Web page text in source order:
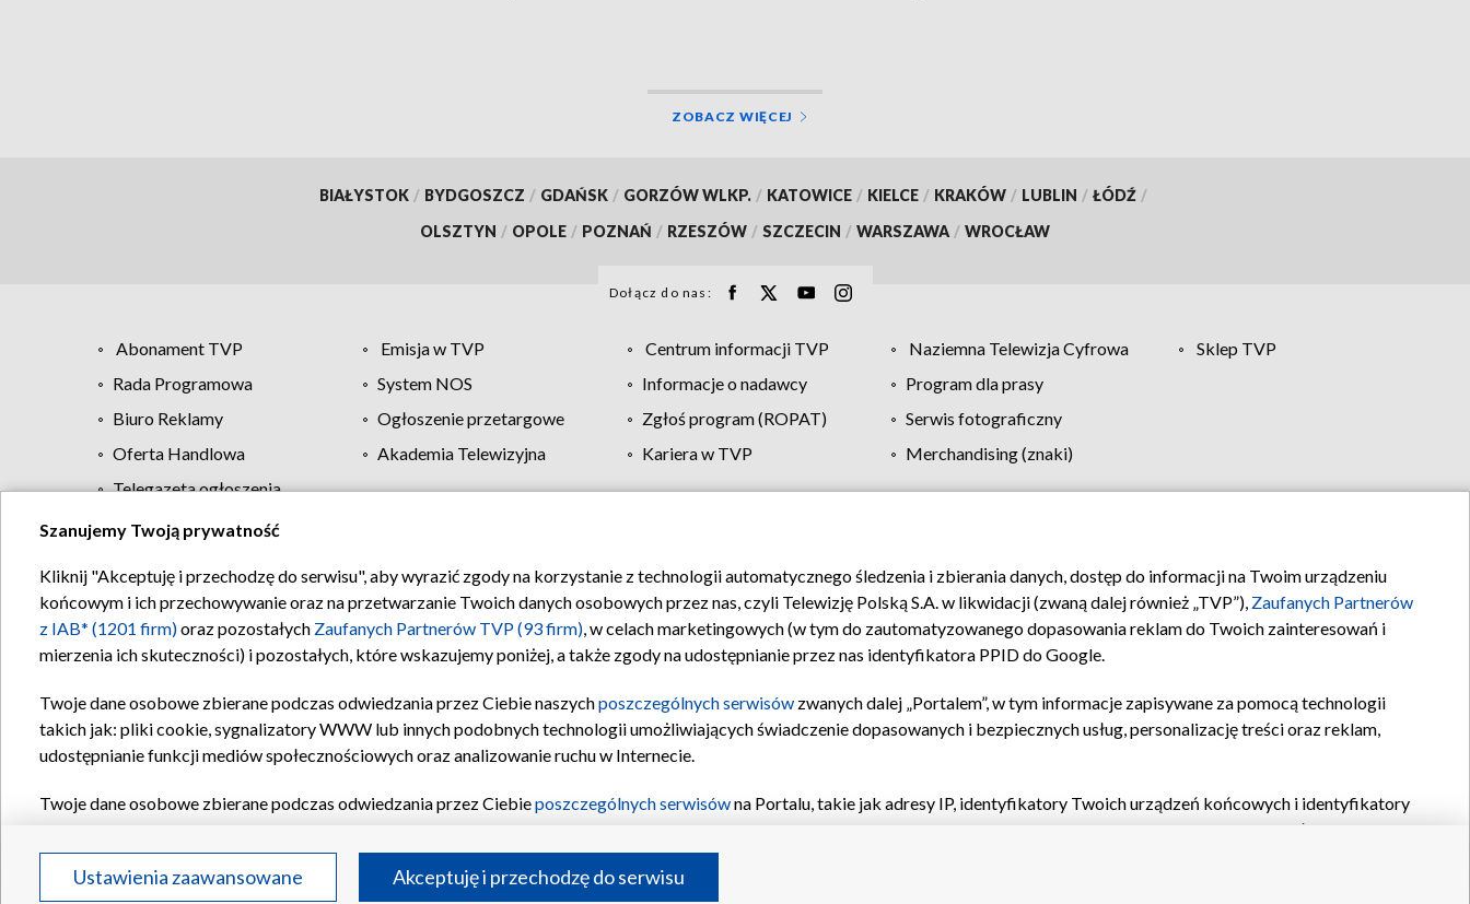
ZOBACZ WIĘCEJ
BIAŁYSTOK / BYDGOSZCZ / GDAŃSK / GORZÓW WLKP. / KATOWICE / KIELCE / KRAKÓW / LUBLIN / ŁÓDŹ /
OLSZTYN / OPOLE / POZNAŃ / RZESZÓW / SZCZECIN / WARSZAWA / WROCŁAW
Dołącz do nas:
Abonament TVP Emisja w TVP Centrum informacji TVP Naziemna Telewizja Cyfrowa
Sklep TVP
Rada Programowa
System NOS Informacje o nadawcy
Program dla prasy
Biuro Reklamy
Ogłoszenie przetargowe Zgłoś program (ROPAT)
Serwis fotograficzny
Oferta Handlowa
Akademia Telewizyjna Kariera w TVP
Merchandising (znaki)
Telegazeta ogłoszenia
Regulamin TVP Polityka prywatności Moje zgody Pomoc Biuro reklamy Kontakt
Szanujemy Twoją prywatność
Kliknij "Akceptuję i przechodzę do serwisu", aby wyrazić zgody na korzystanie z technologii automatycznego śledzenia i zbierania danych, dostęp do informacji na Twoim urządzeniu
końcowym i ich przechowywanie oraz na przetwarzanie Twoich danych osobowych przez nas, czyli Telewizję Polską S.A. w likwidacji (zwaną dalej również „TVP”), Zaufanych Partnerów
z IAB* (1201 firm)oraz pozostałych Zaufanych Partnerów TVP (93 firm), w celach marketingowych (w tym do zautomatyzowanego dopasowania reklam do Twoich zainteresowań i
mierzenia ich skuteczności) i pozostałych, które wskazujemy poniżej, a także zgody na udostępnianie przez nas identyfikatora PPID do Google.
Twoje dane osobowe zbierane podczas odwiedzania przez Ciebie naszychposzczególnych serwisów zwanych dalej „Portalem”, w tym informacje zapisywane za pomocą technologii
takich jak: pliki cookie, sygnalizatory WWW lub innych podobnych technologii umożliwiających świadczenie dopasowanych i bezpiecznych usług, personalizację treści oraz reklam,
udostępnianie funkcji mediów społecznościowych oraz analizowanie ruchu w Internecie.
Twoje dane osobowe zbierane podczas odwiedzania przez Ciebieposzczególnych serwisówna Portalu, takie jak adresy IP, identyfikatory Twoich urządzeń końcowych i identyfikatory
oraz pozostałych
Partnerów TVPdla realizacji następujących celów i funkcji: przechowywania informacji na urządzeniu lub dostęp do nich, wyboru podstawowych reklam, wyboru spersonalizowanych
reklam, tworzenia profilu spersonalizowanych reklam, tworzenia profilu spersonalizowanych treści, wyboru spersonalizowanych treści, pomiaru wydajności reklam, pomiaru wydajności
Ustawienia zaawansowane Akceptuję i przechodzę do serwisu